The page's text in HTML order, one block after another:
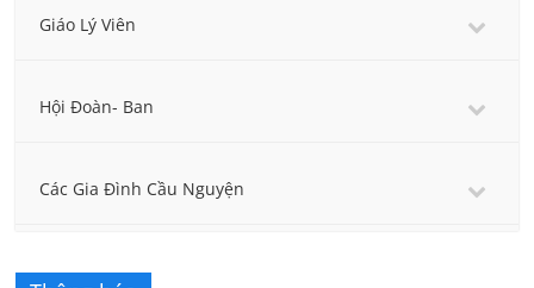
Giáo Lý Viên
Hội Đoàn- Ban
Các Gia Đình Cầu Nguyện